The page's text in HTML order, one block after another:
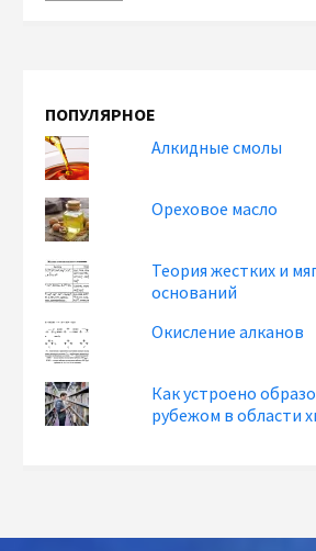
ПОПУЛЯРНОЕ
Алкидные смолы
Ореховое масло
Теория жестких и
оснований
Окисление алканов
Как устроено
рубежом в области